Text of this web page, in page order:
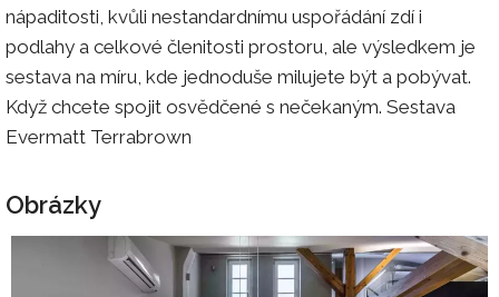
nápaditosti, kvůli nestandardnímu uspořádání zdí i
podlahy a celkové členitosti prostoru, ale výsledkem je
sestava na míru, kde jednoduše milujete být a pobývat.
Když chcete spojit osvědčené s nečekaným. Sestava
Evermatt Terrabrown
Obrázky